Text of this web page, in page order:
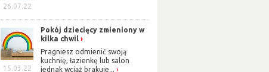
26.07.22
15.03.22
Pokój dziecięcy zmieniony w
kilka chwil
Pragniesz odmienić swoją
kuchnię, łazienkę lub salon
jednak wciąż brakuje...